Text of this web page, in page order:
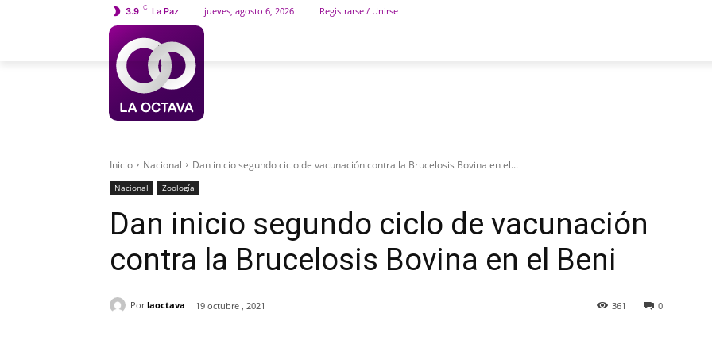
3.9 C La Paz jueves, agosto 6, 2026 Registrarse / Unirse
Inicio Nacional Dan inicio segundo ciclo de vacunación contra la Brucelosis Bovina en el...
Nacional Zoología
Dan inicio segundo ciclo de vacunación
contra la Brucelosis Bovina en el Beni
Por laoctava 19 octubre , 2021 0
361